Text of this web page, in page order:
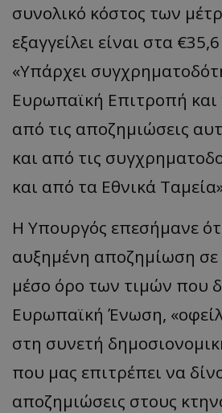
συνολικό κόστος των
εξαγγείλει είναι στα
«Υπάρχει
Ευρωπαϊκή Επιτροπή και
από τις αποζημιώσεις
και από τις
και από τα Εθνικά
Η Υπουργός επεσήμανε
αυξημένη αποζημίωση σε
μέσο όρο των τιμών που
Ευρωπαϊκή Ένωση,
στη συνετή
που μας επιτρέπει να
αποζημιώσεις στους